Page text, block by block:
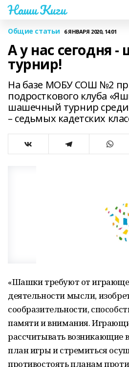
Наши Киги
Общие статьи 6 ЯНВАРЯ 2020, 14:01
А у нас сегодня
турнир!
На базе МОБУ СОШ №2
подросткового клуба
шашечный турнир
– седьмых кадетских
«Шашки требуют от
деятельности мысли,
сообразительности,
памяти и внимания.
рассчитывать возникающие
план игры и стремиться
противостоять планам